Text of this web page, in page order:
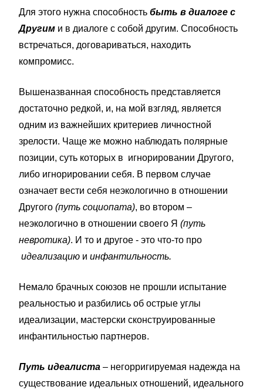
Для этого нужна способность быть в диалоге с
Другим и в диалоге с собой другим. Способность
встречаться, договариваться, находить
компромисс.
Вышеназванная способность представляется
достаточно редкой, и, на мой взгляд, является
одним из важнейших критериев личностной
зрелости. Чаще же можно наблюдать полярные
позиции, суть которых в игнорировании Другого,
либо игнорировании себя. В первом случае
означает вести себя неэкологично в отношении
Другого (путь социопата), во втором –
неэкологично в отношении своего Я (путь
невротика). И то и другое - это что-то про
идеализацию и инфантильность.
Немало брачных союзов не прошли испытание
реальностью и разбились об острые углы
идеализации, мастерски сконструированные
инфантильностью партнеров.
Путь идеалиста – негорригируемая надежда на
существование идеальных отношений, идеального